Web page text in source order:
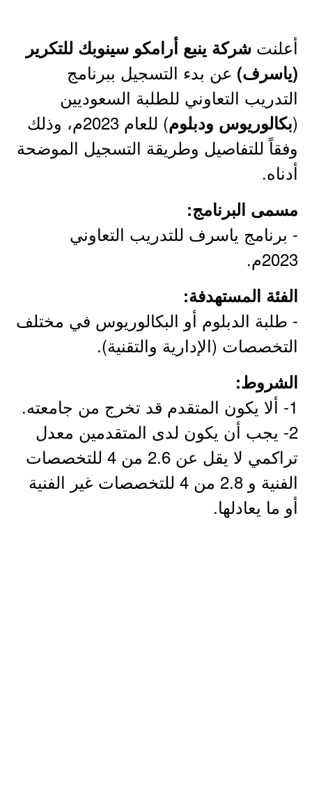
أعلنت شركة ينبع أرامكو سينوبك للتكرير
(ياسرف) عن بدء التسجيل ببرنامج
التدريب التعاوني للطلبة السعوديين
(بكالوريوس ودبلوم
) للعام 2023م، وذلك
وفقاً للتفاصيل وطريقة التسجيل الموضحة
أدناه.
مسمى البرنامج:
- برنامج ياسرف للتدريب التعاوني
2023م.
الفئة المستهدفة:
- طلبة الدبلوم أو البكالوريوس في مختلف
التخصصات (الإدارية والتقنية).
الشروط:
1- ألا يكون المتقدم قد تخرج من جامعته.
2- يجب أن يكون لدى المتقدمين معدل
تراكمي لا يقل عن 2.6 من 4 للتخصصات
الفنية و 2.8 من 4 للتخصصات غير الفنية
أو ما يعادلها.